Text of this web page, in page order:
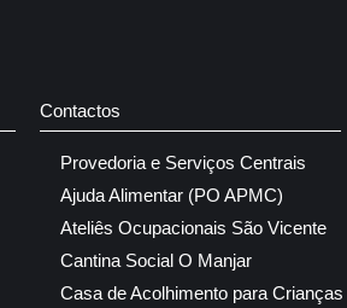
Contactos
Provedoria e Serviços Centrais
Ajuda Alimentar (PO APMC)
Ateliês Ocupacionais São Vicente
Cantina Social O Manjar
Casa de Acolhimento para Crianças